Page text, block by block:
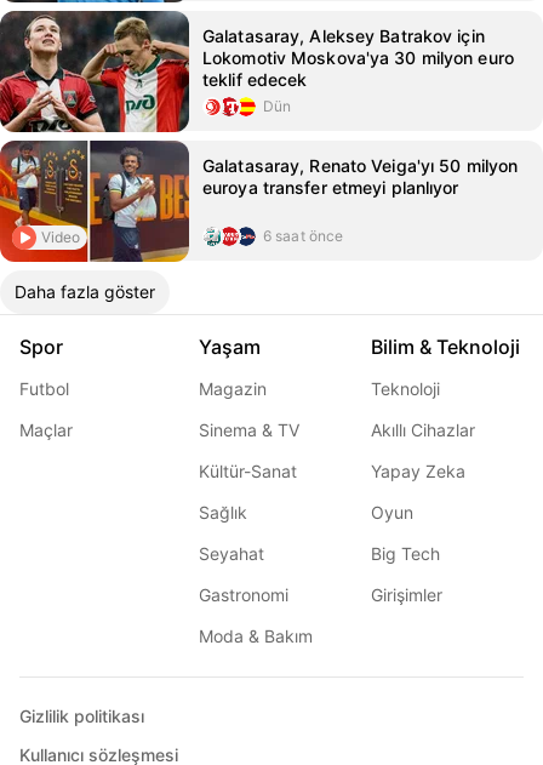
Galatasaray, Aleksey Batrakov için
Lokomotiv Moskova'ya 30 milyon euro
teklif edecek
Dün
Video
Galatasaray, Renato Veiga'yı 50 milyon
euroya transfer etmeyi planlıyor
6 saat önce
Daha fazla göster
Spor
Futbol
Maçlar
Yaşam
Magazin
Sinema & TV
Kültür-Sanat
Sağlık
Seyahat
Gastronomi
Moda & Bakım
Bilim & Teknoloji
Teknoloji
Akıllı Cihazlar
Yapay Zeka
Oyun
Big Tech
Girişimler
Gizlilik politikası
Kullanıcı sözleşmesi